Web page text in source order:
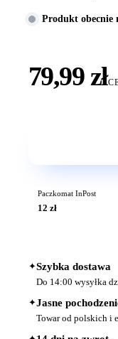
Produkt obecnie
79,99 zł
Paczkomat InPost
12 zł
✦Szybka dostawa
Do 14:00 wysyłka
✦Jasne
Towar od polskich i